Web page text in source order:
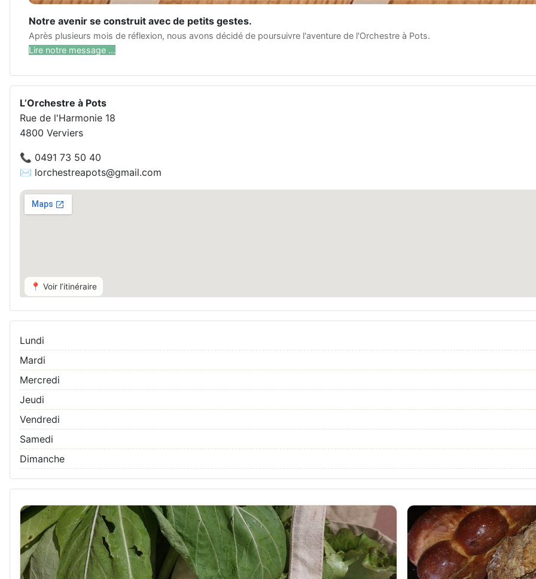
Notre avenir se construit avec de petits gestes.
Après plusieurs mois de réflexion, nous avons décidé de poursuivre l'aventure de l'Orchestre à Pots.
Lire notre message ...
L’Orchestre à Pots
Rue de l'Harmonie 18
4800 Verviers
📞 0491 73 50 40
✉️ lorchestreapots@gmail.com
📍 Voir l’itinéraire
Lundi
Mardi
Mercredi
Jeudi
Vendredi
Samedi
Dimanche